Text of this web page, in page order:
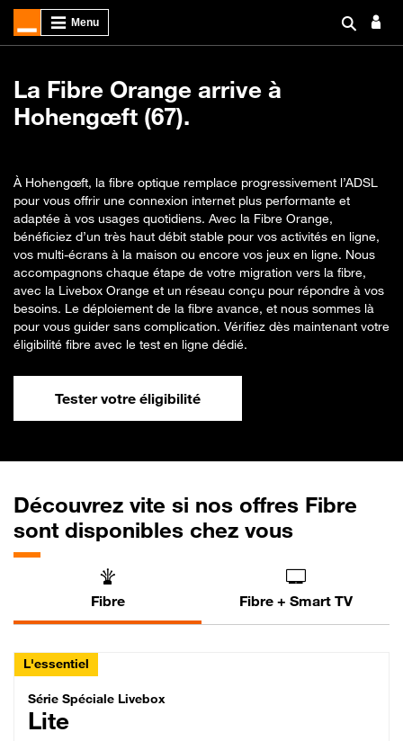
La Fibre Orange arrive à
Hohengœft (67).
À Hohengœft, la fibre optique remplace progressivement l’ADSL
pour vous offrir une connexion internet plus performante et
adaptée à vos usages quotidiens. Avec la Fibre Orange,
bénéficiez d’un très haut débit stable pour vos activités en ligne,
vos multi-écrans à la maison ou encore vos jeux en ligne. Nous
accompagnons chaque étape de votre migration vers la fibre,
avec la Livebox Orange et un réseau conçu pour répondre à vos
besoins. Le déploiement de la fibre avance, et nous sommes là
pour vous guider sans complication. Vérifiez dès maintenant votre
éligibilité fibre avec le test en ligne dédié.
Tester votre éligibilité
Découvrez vite si nos offres Fibre
sont disponibles chez vous
Fibre Fibre + Smart TV
L'essentiel
Série Spéciale Livebox Lite Fibre
Série Spéciale Livebox
Lite